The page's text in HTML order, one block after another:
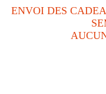
Date de
ENVOI DES